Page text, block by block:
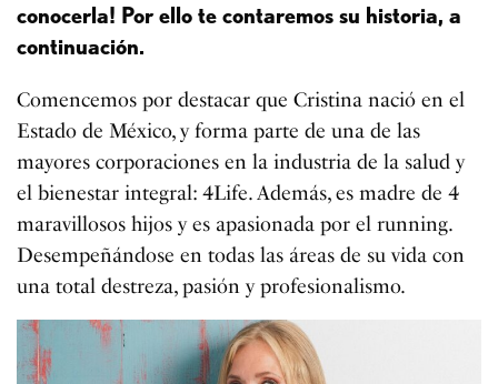
conocerla! Por ello te contaremos su historia, a
continuación.
Comencemos por destacar que Cristina nació en el
Estado de México, y forma parte de una de las
mayores corporaciones en la industria de la salud y
el bienestar integral: 4Life. Además, es madre de 4
maravillosos hijos y es apasionada por el running.
Desempeñándose en todas las áreas de su vida con
una total destreza, pasión y profesionalismo.